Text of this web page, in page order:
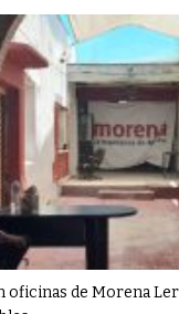
oficinas de Morena